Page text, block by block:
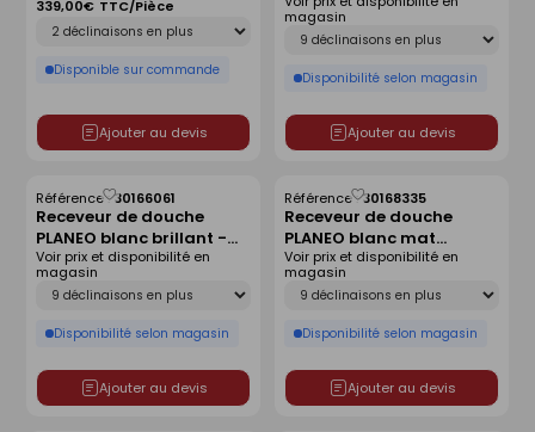
Disponible sur commande
339,00€ TTC/Pièce
Ajouter au devis
cm
Déclinaison
Disponibilité selon magasin
magasin
Ajouter au devis
Receveur de douche
PLANEO blanc brillant -
140 x 90 cm
Référence :30166061
Déclinaison
Disponibilité selon magasin
Voir prix et disponibilité en
magasin
Ajouter au devis
Enregistrer
comme
liste
Receveur de douche
PLANEO blanc mat
antidérapant - 160 x 90
cm
Référence :30168335
Déclinaison
Disponibilité selon magasin
Voir prix et disponibilité en
magasin
Ajouter au devis
Enregistrer
comme
liste